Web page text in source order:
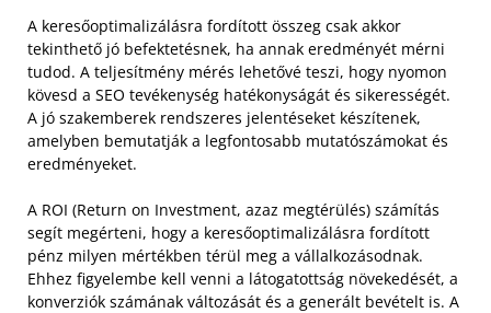
A keresőoptimalizálásra fordított összeg csak akkor
tekinthető jó befektetésnek, ha annak eredményét mérni
tudod. A teljesítmény mérés lehetővé teszi, hogy nyomon
kövesd a SEO tevékenység hatékonyságát és sikerességét.
A jó szakemberek rendszeres jelentéseket készítenek,
amelyben bemutatják a legfontosabb mutatószámokat és
eredményeket.
A ROI (Return on Investment, azaz megtérülés) számítás
segít megérteni, hogy a keresőoptimalizálásra fordított
pénz milyen mértékben térül meg a vállalkozásodnak.
Ehhez figyelembe kell venni a látogatottság növekedését, a
konverziók számának változását és a generált bevételt is. A